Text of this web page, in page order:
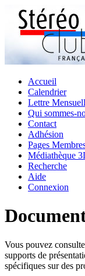
Accueil
Calendrier
Lettre
Qui sommes-
Contact
Adhésion
Pages
Médiathèque
Recherche
Aide
Connexion
Vous pouvez
supports de
spécifiques sur des